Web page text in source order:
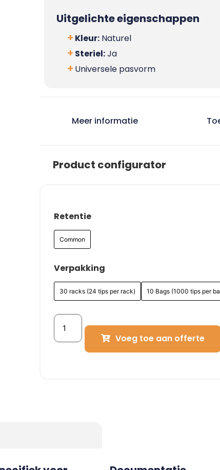
Uitgelichte eigenschappen
Kleur: Naturel
Steriel:Ja
Universele pasvorm
Meer informatie
Product configurator
Retentie
Common
Verpakking
30 racks (24 tips per rack) 10 Bags (1000 tips per
Voeg toe aan offerte